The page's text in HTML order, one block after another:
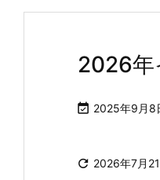
2026年
 2025年9月8
 2026年7月